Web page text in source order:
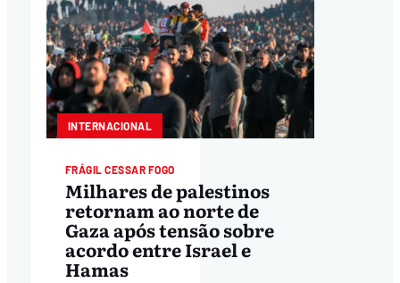
INTERNACIONAL
FRÁGIL CESSAR FOGO
Milhares de palestinos
retornam ao norte de
Gaza após tensão sobre
acordo entre Israel e
Hamas